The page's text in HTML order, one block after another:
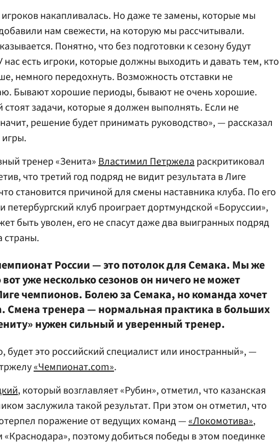
игроков накапливалась. Но даже те замены, которые мы
нам свежести, на которую мы рассчитывали.
Понятно, что без подготовки к сезону будут
нас есть игроки, которые должны выходить и давать тем, кто
немного передохнуть. Возможность отставки не
Бывают хорошие периоды, бывают не очень хорошие.
задачи, которые я должен выполнять. Если не
решение будет принимать руководство», — рассказал
тренер «Зенита»Властимил Петржелараскритиковал
что третий год подряд не видит результата в Лиге
становится причиной для смены наставника клуба. По его
петербургский клуб проиграет дортмундской «Боруссии»,
быть уволен, его не спасут даже два выигранных подряд
страны.
России — это потолок для Семака. Мы же
уже несколько сезонов он ничего не может
чемпионов. Болею за Семака, но команда хочет
Смена тренера — нормальная практика в больших
нужен сильный и уверенный тренер.
будет это российский специалист или иностранный», —
«Чемпионат.com».
, который возглавляет «Рубин», отметил, что казанская
заслужила такой результат. При этом он отметил, что
поражение от ведущих команд —«Локомотива»,
«Краснодара», поэтому добиться победы в этом поединке